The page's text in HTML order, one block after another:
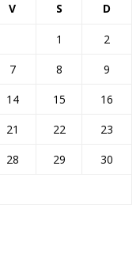
V S D
1
2
7 8
9
14 15
16
21 22
23
28 29
30